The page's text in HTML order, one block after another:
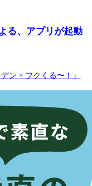
る、アプリが起動